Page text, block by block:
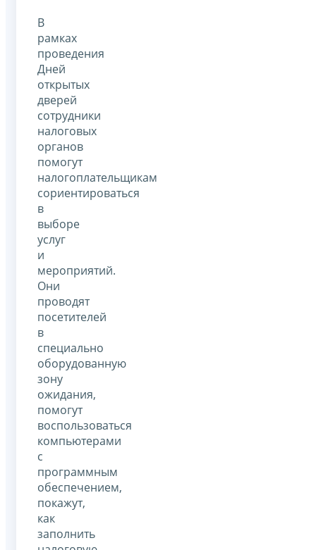
В
рамках
проведения
Дней
открытых
дверей
сотрудники
налоговых
органов
помогут
налогоплательщикам
сориентироваться
в
выборе
услуг
и
мероприятий.
Они
проводят
посетителей
в
специально
оборудованную
зону
ожидания,
помогут
воспользоваться
компьютерами
с
программным
обеспечением,
покажут,
как
заполнить